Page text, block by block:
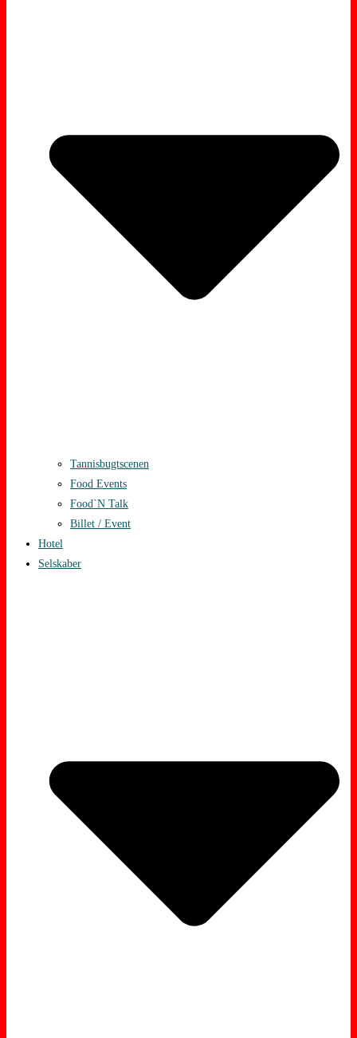
Tannisbugtscenen
Food Events
Food`N Talk
Billet / Event
Hotel
Selskaber